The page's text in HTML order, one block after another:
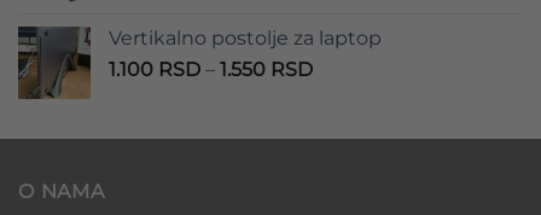
935 RSD
do
Vertikalno postolje za laptop
1.100 RSD – 1.550 RSDRaspon
1.100 RSD
O NAMA